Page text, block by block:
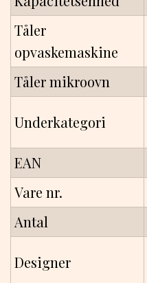
Tåler
opvaskemaskine
Tåler mikroovn
Underkategori
EAN
Vare nr.
Antal
Designer